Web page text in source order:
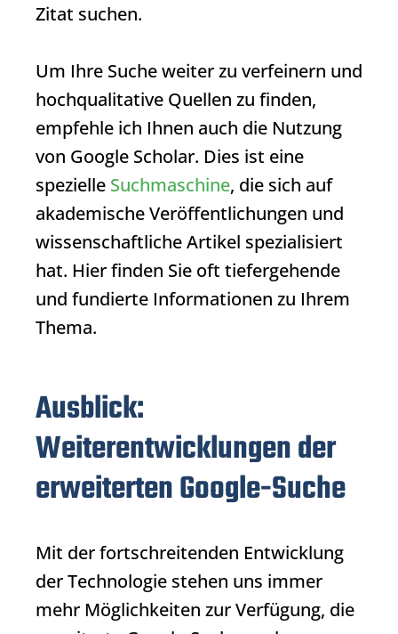
Zitat suchen.
Um Ihre Suche weiter zu verfeinern und
hochqualitative Quellen zu finden,
empfehle ich Ihnen auch die Nutzung
von Google Scholar. Dies ist eine
spezielle Suchmaschine, die sich auf
akademische Veröffentlichungen und
wissenschaftliche Artikel spezialisiert
hat. Hier finden Sie oft tiefergehende
und fundierte Informationen zu Ihrem
Thema.
Ausblick:
Weiterentwicklungen der
erweiterten Google-Suche
Mit der fortschreitenden Entwicklung
der Technologie stehen uns immer
mehr Möglichkeiten zur Verfügung, die